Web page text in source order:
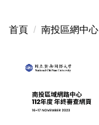
區
首頁 南投區網中心